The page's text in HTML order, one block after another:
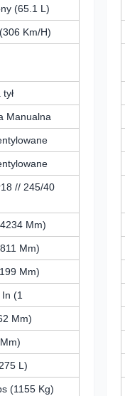
(65.1 L)
Km/H)
Manualna
// 245/40
Mm)
Mm)
Mm)
In (1
Mm)
L)
(1155 Kg)